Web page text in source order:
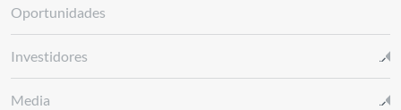
Oportunidades
Investidores
Media